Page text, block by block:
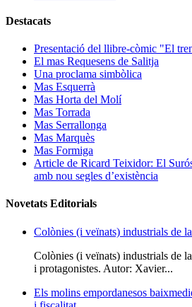
Destacats
Presentació del llibre-còmic "El
El mas Requesens de Salitja
Una proclama simbòlica
Mas Esquerrà
Mas Horta del Molí
Mas Torrada
Mas Serrallonga
Mas Marquès
Mas Formiga
Article de Ricard Teixidor: El
amb nou segles d’existència
Novetats Editorials
Colònies (i veïnats) industrials de
Colònies (i veïnats) industrials de
i protagonistes. Autor: Xavier...
Els molins empordanesos